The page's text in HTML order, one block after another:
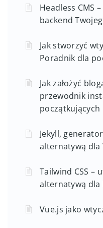
Headless CMS
backend
Jak stworzyć
Poradnik dla
Jak założyć
przewodnik
początkujących
Jekyll,
alternatywą dla
Tailwind CSS –
alternatywą dla
Vue.js jako